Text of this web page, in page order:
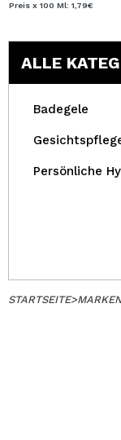
Preis x 100 Ml: 1,79€
ALLE
Badegele
Persönliche
STARTSEITE>